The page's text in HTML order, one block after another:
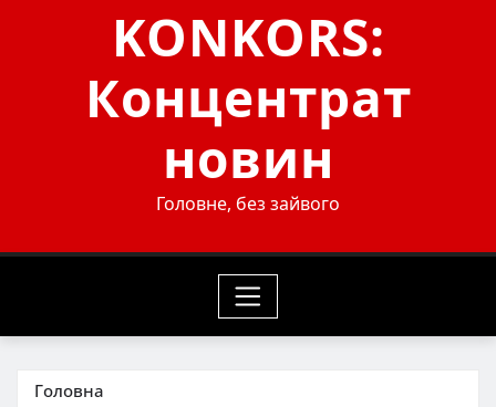
KONKORS:
Концентрат
новин
Головне, без зайвого
Головна